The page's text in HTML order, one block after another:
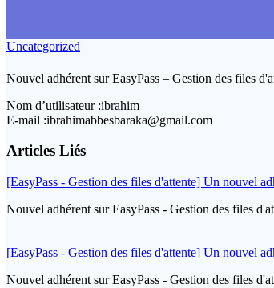
Uncategorized
Nouvel adhérent sur EasyPass – Gestion des files
Nom d’utilisateur :ibrahim
E-mail :ibrahimabbesbaraka@gmail.com
Articles Liés
[EasyPass - Gestion des files d'attente] Un nouvel
Nouvel adhérent sur EasyPass - Gestion des files
[EasyPass - Gestion des files d'attente] Un nouvel
Nouvel adhérent sur EasyPass - Gestion des files